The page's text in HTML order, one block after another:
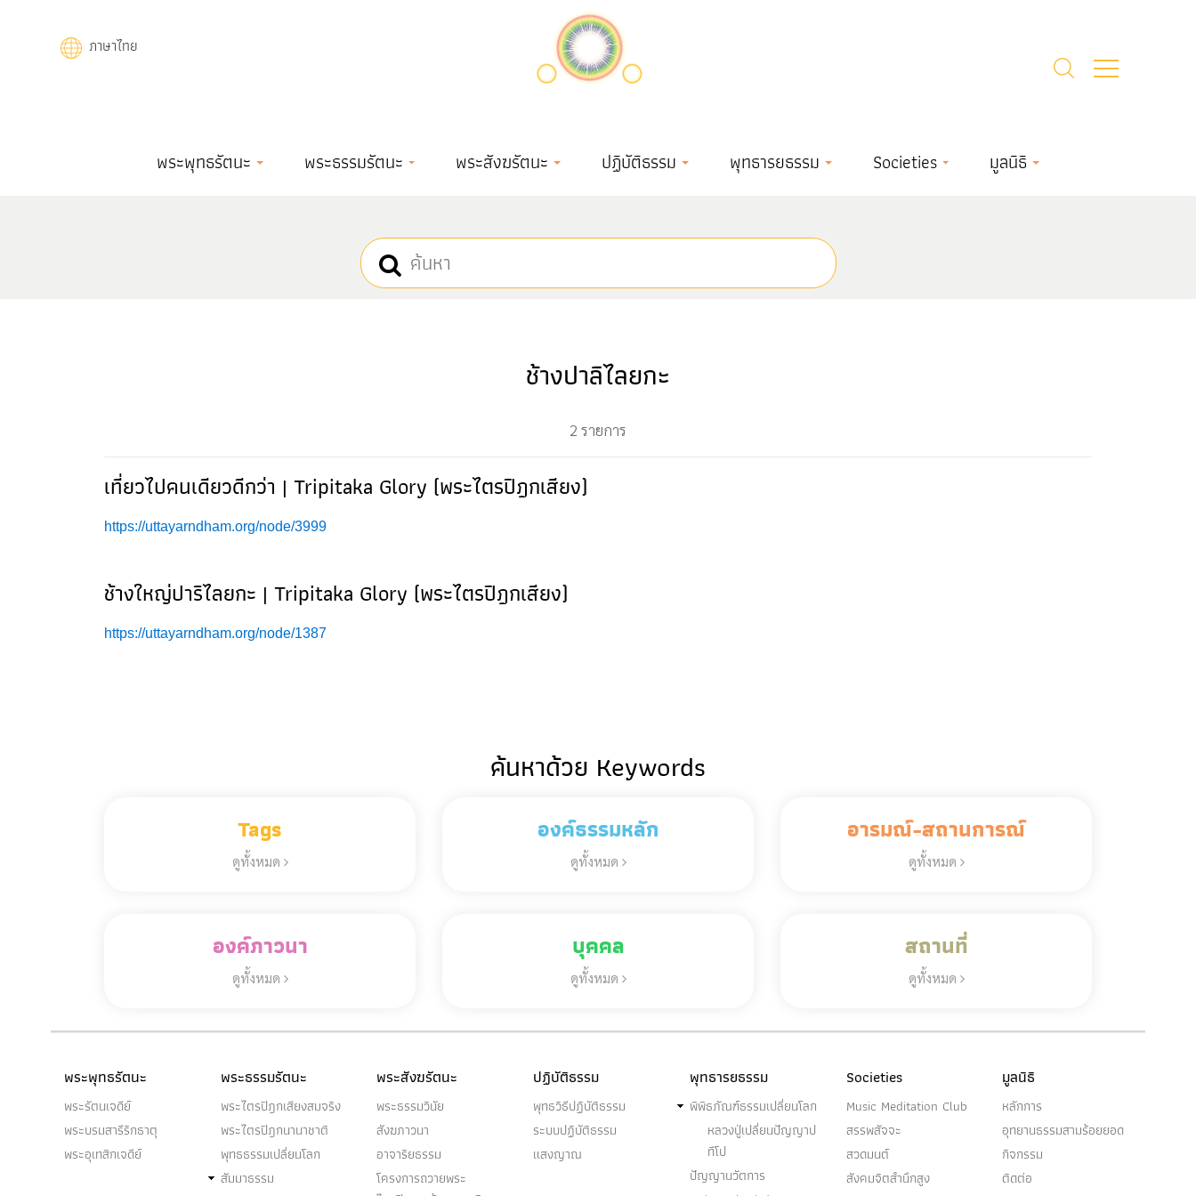
ภาษาไทย
navigationพระพุทธรัตนะ พระธรรมรัตนะ พระสังฆรัตนะ ปฏิบัติธรรม พุทธารยธรรม Societies มูลนิธิ
ช้างปาลิไลยกะ
2 รายการ
เที่ยวไปคนเดียวดีกว่า | Tripitaka Glory (พระไตรปิฎกเสียง)
https://uttayarndham.org/node/3999
ช้างใหญ่ปาริไลยกะ | Tripitaka Glory (พระไตรปิฎกเสียง)
https://uttayarndham.org/node/1387
ค้นหาด้วย Keywords
Tags
ดูทั้งหมด
องค์ธรรมหลัก
ดูทั้งหมด
อารมณ์-สถานการณ์
ดูทั้งหมด
องค์ภาวนา
ดูทั้งหมด
บุคคล
ดูทั้งหมด
สถานที่
ดูทั้งหมด
พระพุทธรัตนะ
พระรัตนเจดีย์
พระบรมสารีริกธาตุ
พระอุเทสิกเจดีย์
พระธรรมรัตนะ
พระไตรปิฎกเสียงสมจริง
พระไตรปิฎกนานาชาติ
พุทธธรรมเปลี่ยนโลก
สัมมาธรรม
พระสังฆรัตนะ
พระธรรมวินัย
สังฆภาวนา
อาจาริยธรรม
โครงการถวายพระ
ปฏิบัติธรรม
พุทธวิธีปฏิบัติธรรม
ระบบปฏิบัติธรรม
แสงญาณ
พุทธารยธรรม
พิพิธภัณฑ์ธรรมเปลี่ยนโลก
หลวงปู่เปลี่ยนปัญญาป
ทีโป
ปัญญานวัตการ
Societies
Music Meditation Club
สรรพสัจจะ
สวดมนต์
สังคมจิตสำนึกสูง
มูลนิธิ
หลักการ
อุทยานธรรมสามร้อยยอด
กิจกรรม
ติดต่อ